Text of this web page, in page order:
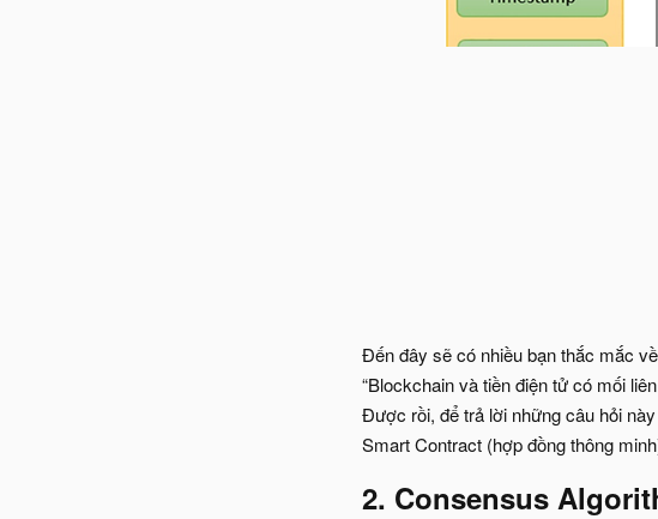
Đến đây sẽ có nhiều bạn thắc mắc
“Blockchain và tiền điện tử có mối
Được rồi, để trả lời những câu hỏi
Smart Contract (hợp đồng thông
2. Consensus